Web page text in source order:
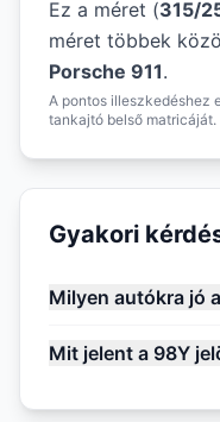
Ez a méret (315/
méret többek
Porsche 911.
A pontos illeszkedéshez
tankajtó belső matricáját.
Gyakori
Milyen autókra jó
Mit jelent a 98Y